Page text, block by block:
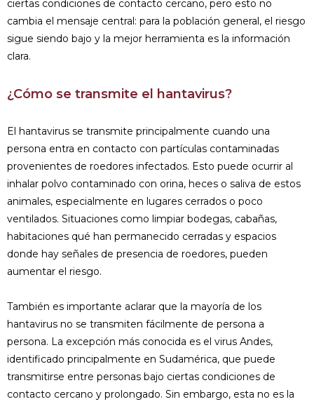
ciertas condiciones de contacto cercano, pero esto no
cambia el mensaje central: para la población general, el riesgo
sigue siendo bajo y la mejor herramienta es la información
clara.
¿Cómo se transmite el hantavirus?
El hantavirus se transmite principalmente cuando una
persona entra en contacto con partículas contaminadas
provenientes de roedores infectados. Esto puede ocurrir al
inhalar polvo contaminado con orina, heces o saliva de estos
animales, especialmente en lugares cerrados o poco
ventilados. Situaciones como limpiar bodegas, cabañas,
habitaciones qué han permanecido cerradas y espacios
donde hay señales de presencia de roedores, pueden
aumentar el riesgo.
También es importante aclarar que la mayoría de los
hantavirus no se transmiten fácilmente de persona a
persona. La excepción más conocida es el virus Andes,
identificado principalmente en Sudamérica, que puede
transmitirse entre personas bajo ciertas condiciones de
contacto cercano y prolongado. Sin embargo, esta no es la